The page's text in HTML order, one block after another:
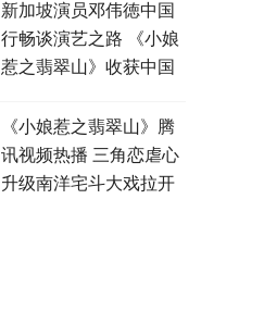
新加坡演员邓伟徳中国
行畅谈演艺之路 《小娘
惹之翡翠山》收获中国
《小娘惹之翡翠山》腾
讯视频热播 三角恋虐心
升级南洋宅斗大戏拉开